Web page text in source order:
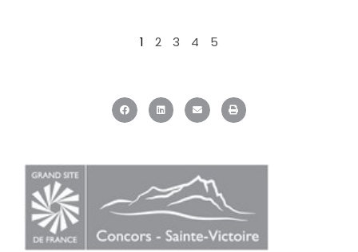
1 2 3 4 5